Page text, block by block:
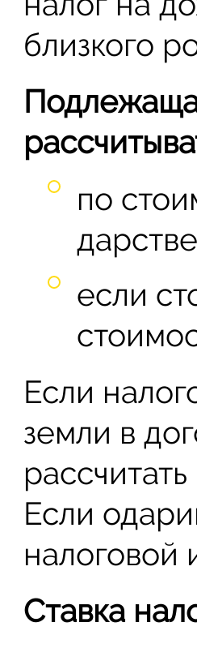
близкого
по
если
Если
земли в
Если
налоговой
Ставка